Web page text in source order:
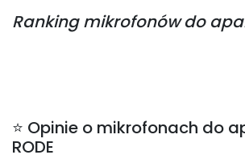
Rankingmikrofonów do
⭐ Opinie o mikrofonach do
RODE